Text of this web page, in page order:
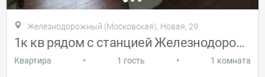
Железнодорожный (Московская), Новая, 29
1к кв рядом с станцией Железнодорожная
Квартира • 1 гость • 1 комната